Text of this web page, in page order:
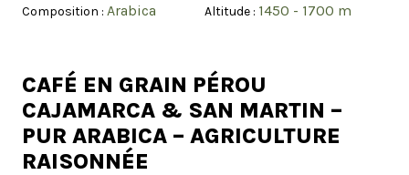
Composition : Arabica Altitude : 1450 - 1700 m
CAFÉ EN GRAIN PÉROU
CAJAMARCA & SAN MARTIN –
PUR ARABICA – AGRICULTURE
RAISONNÉE